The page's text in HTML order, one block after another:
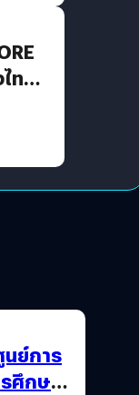
ทย
นย์การ
ศึกษา